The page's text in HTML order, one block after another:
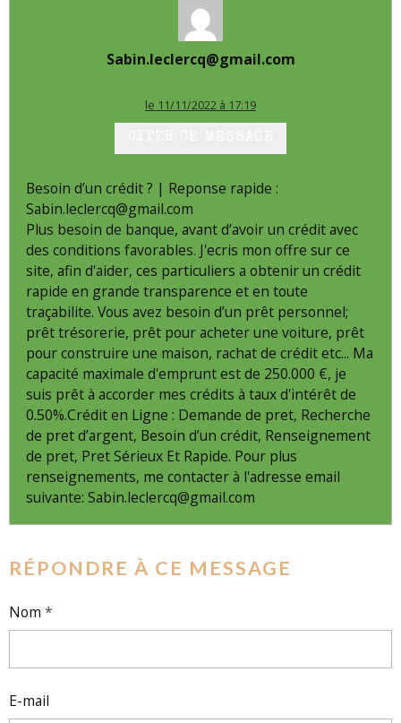
Sabin.leclercq@gmail.com
le 11/11/2022 à 17:19
Besoin d’un crédit ? | Reponse rapide :
Sabin.leclercq@gmail.com
Plus besoin de banque, avant d’avoir un crédit avec
des conditions favorables. J'ecris mon offre sur ce
site, afin d'aider, ces particuliers a obtenir un crédit
rapide en grande transparence et en toute
traçabilite. Vous avez besoin d’un prêt personnel;
prêt trésorerie, prêt pour acheter une voiture, prêt
pour construire une maison, rachat de crédit etc... Ma
capacité maximale d'emprunt est de 250.000 €, je
suis prêt à accorder mes crédits à taux d'intérêt de
0.50%.Crédit en Ligne : Demande de pret, Recherche
de pret d’argent, Besoin d’un crédit, Renseignement
de pret, Pret Sérieux Et Rapide. Pour plus
renseignements, me contacter à l'adresse email
suivante: Sabin.leclercq@gmail.com
RÉPONDRE À CE MESSAGE
Nom
E-mail